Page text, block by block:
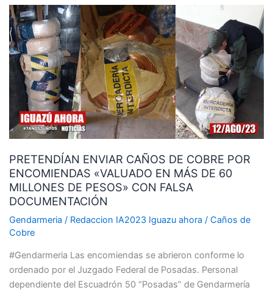
PRETENDÍAN ENVIAR CAÑOS DE COBRE POR
ENCOMIENDAS «VALUADO EN MÁS DE 60
MILLONES DE PESOS» CON FALSA
DOCUMENTACIÓN
Gendarmeria / Redaccion IA2023 Iguazu ahora / Caños de
Cobre
#Gendarmeria Las encomiendas se abrieron conforme lo
ordenado por el Juzgado Federal de Posadas. Personal
dependiente del Escuadrón 50 “Posadas” de Gendarmería
PRETENDÍAN
ENVIAR
CAÑOS
DE
COBRE
POR
ENCOMIENDAS
«VALUADO
EN
DE
60
MILLONES
DE
PESOS»
CON
DOCUMENTACIÓN